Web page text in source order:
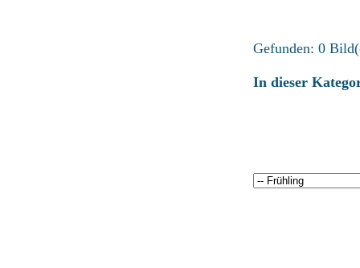
Gefunden: 0
In dieser